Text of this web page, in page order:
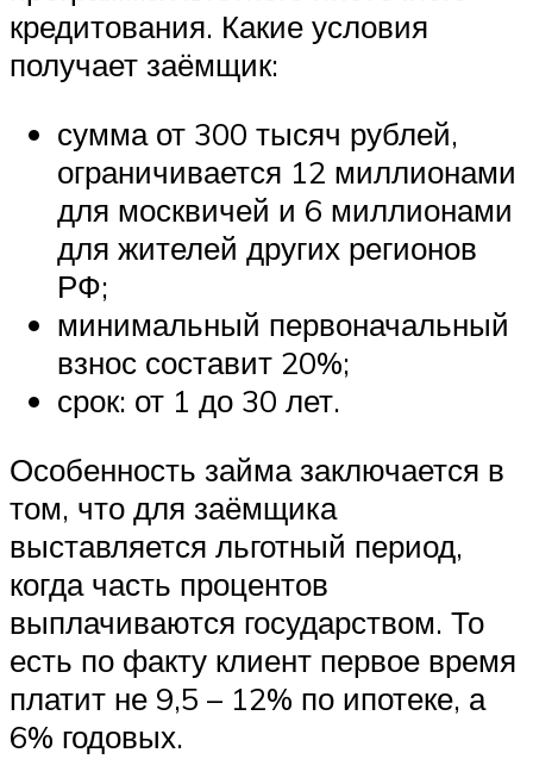
кредитования. Какие условия
получает заёмщик:
сумма от 300 тысяч рублей,
ограничивается 12 миллионами
для москвичей и 6 миллионами
для жителей других регионов
РФ;
минимальный первоначальный
взнос составит 20%;
срок: от 1 до 30 лет.
Особенность займа заключается в
том, что для заёмщика
выставляется льготный период,
когда часть процентов
выплачиваются государством. То
есть по факту клиент первое время
платит не 9,5 – 12% по ипотеке, а
6% годовых.